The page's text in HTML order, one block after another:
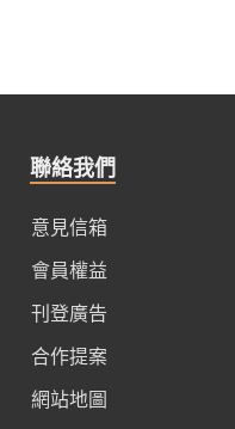
聯絡我們
意見信箱
會員權益
刊登廣告
合作提案
網站地圖